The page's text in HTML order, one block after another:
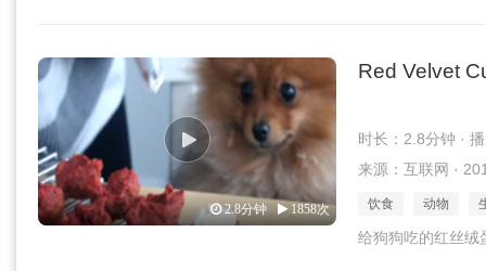
2.8分钟 1858次
Red Velvet
时长：2.8分钟 ·
来源：互联网 ·
饮食 动物
给狗狗吃的红丝绒